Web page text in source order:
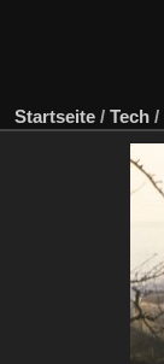
Startseite / Tech /